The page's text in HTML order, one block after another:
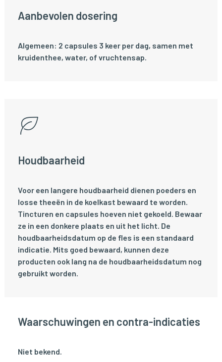
Aanbevolen dosering
Algemeen: 2 capsules 3 keer per dag, samen met
kruidenthee, water, of vruchtensap.
Houdbaarheid
Voor een langere houdbaarheid dienen poeders en
losse theeën in de koelkast bewaard te worden.
Tincturen en capsules hoeven niet gekoeld. Bewaar
ze in een donkere plaats en uit het licht. De
houdbaarheidsdatum op de fles is een standaard
indicatie. Mits goed bewaard, kunnen deze
producten ook lang na de houdbaarheidsdatum nog
gebruikt worden.
Waarschuwingen en contra-indicaties
Niet bekend.